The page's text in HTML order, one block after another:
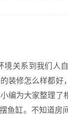
境关系到我们人
装修怎么样都
编为大家整理了
鱼缸。不知道房